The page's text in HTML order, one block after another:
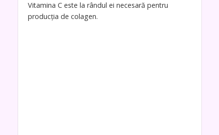
Vitamina C este la rândul ei necesară pentru
producția de colagen.